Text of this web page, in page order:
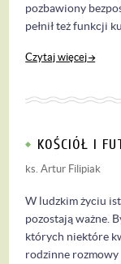
pozbawiony
pełnił też funkcji
Czytaj więcej
KOŚCIÓŁ I
ks. Artur Filipiak
W ludzkim życiu
pozostają ważne.
których niektóre
rodzinne